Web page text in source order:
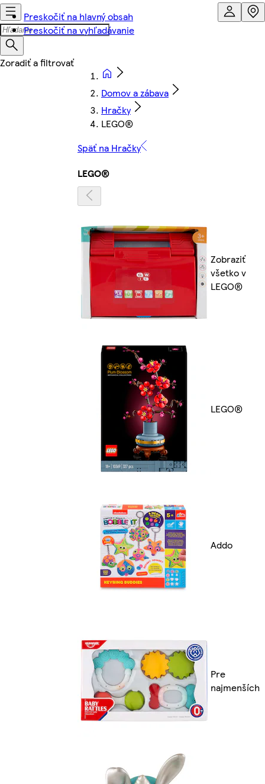
Preskočiť na hlavný obsah
Preskočiť na vyhľadávanie
Domov a zábava
Hračky
LEGO®
Späť na Hračky
LEGO®
Zobraziť
všetko v
LEGO®
LEGO®
Addo
Pre
najmenších